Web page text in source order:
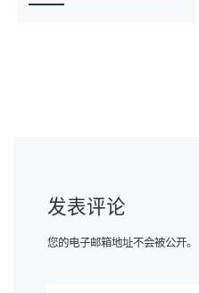
发表评论
您的电子邮箱地址不会被公开。